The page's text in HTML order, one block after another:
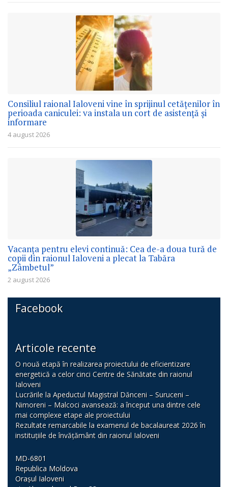
Consiliul raional Ialoveni vine în sprijinul cetățenilor în
perioada caniculei: va instala un cort de asistență și
informare
4 august 2026
Vacanța pentru elevi continuă: Cea de-a doua tură de
copii din raionul Ialoveni a plecat la Tabăra
„Zâmbetul”
2 august 2026
Facebook
Articole recente
O nouă etapă în realizarea proiectului de eficientizare
energetică a celor cinci Centre de Sănătate din raionul
Ialoveni
Lucrările la Apeductul Magistral Dănceni – Suruceni –
Nimoreni – Malcoci avansează: a început una dintre cele
mai complexe etape ale proiectului
Rezultate remarcabile la examenul de bacalaureat 2026 în
instituțiile de învățământ din raionul Ialoveni
MD-6801
Republica Moldova
Orașul Ialoveni